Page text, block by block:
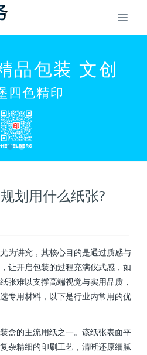
划用什么纸张?
为讲究，其核心目的是通过质感与
让开启包装的过程充满仪式感，如
张难以支撑高端视觉与实用品质，
专用材料，以下是行业内常用的优
盒的主流用纸之一。该纸张表面平
杂精细的印刷工艺，清晰还原细腻